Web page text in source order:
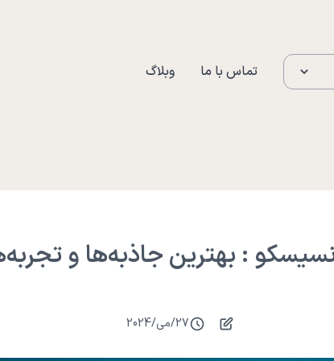
وبلاگ تماس با ما
: بهترین جاذبه‌ها و
27
/می/
2024